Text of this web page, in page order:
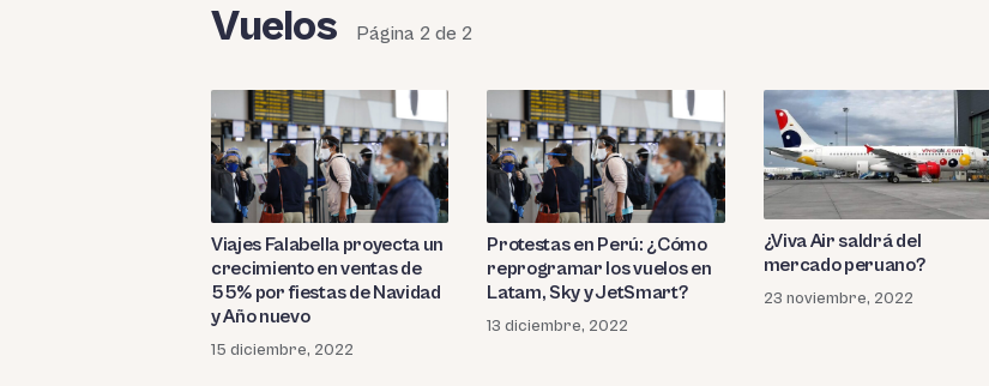
Vuelos Página 2 de 2
Viajes Falabella proyecta un
crecimiento en ventas de
55% por fiestas de Navidad
y Año nuevo
15 diciembre, 2022
Protestas en Perú: ¿Cómo
reprogramar los vuelos en
Latam, Sky y JetSmart?
13 diciembre, 2022
¿Viva Air saldrá del
mercado peruano?
23 noviembre, 2022